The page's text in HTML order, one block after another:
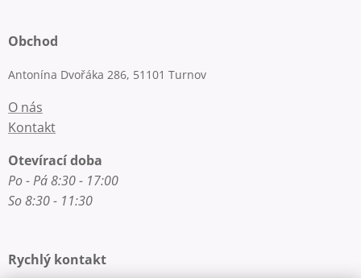
Obchod
Antonína Dvořáka 286, 51101 Turnov
O nás
Kontakt
Otevírací doba
Po - Pá 8:30 - 17:00
So 8:30 - 11:30
Rychlý kontakt